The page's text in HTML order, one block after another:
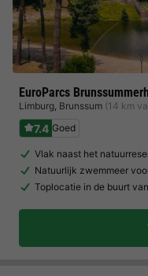
EuroParcs
Limburg, Brunssum (14 km
7.4 Goed
Vlak naast het
Natuurlijk zwemmeer
Toplocatie in de buurt